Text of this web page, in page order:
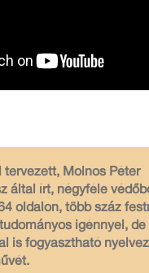
tervezett, Molnos Péter
által írt, négyféle
oldalon, több száz
tudományos igénnyel, de
is fogyasztható